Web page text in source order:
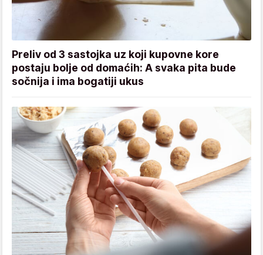
Preliv od 3 sastojka uz koji kupovne kore
postaju bolje od domaćih: A svaka pita bude
sočnija i ima bogatiji ukus